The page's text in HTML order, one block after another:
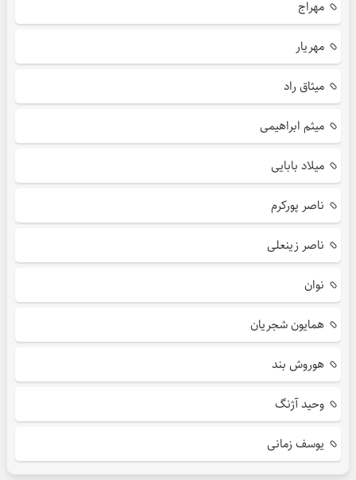
مهراج
مهریار
میثاق راد
میثم ابراهیمی
میلاد بابایی
ناصر پورکرم
ناصر زینعلی
نوان
همایون شجریان
هوروش بند
وحید آژنگ
یوسف زمانی